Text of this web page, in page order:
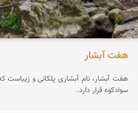
هفت آبشار
هفت آبشار، نام آبشاری پلکانی و زیباست
سوادکوه قرار دارد.